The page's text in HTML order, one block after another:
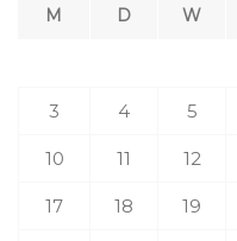
M D W
3 4 5
10 11 12
17 18 19